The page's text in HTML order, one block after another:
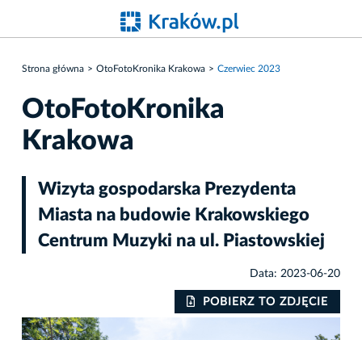
Strona główna OtoFotoKronika Krakowa Czerwiec 2023
OtoFotoKronika
Krakowa
Wizyta gospodarska Prezydenta
Miasta na budowie Krakowskiego
Centrum Muzyki na ul. Piastowskiej
Data: 2023-06-20
POBIERZ TO ZDJĘCIE